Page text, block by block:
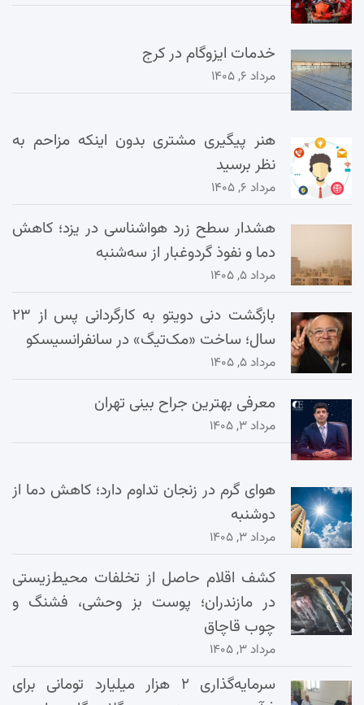
خدمات ایزوگام در کرج
مرداد ۶, ۱۴۰۵
هنر پیگیری مشتری بدون اینکه مزاحم به
نظر برسید
مرداد ۶, ۱۴۰۵
هشدار سطح زرد هواشناسی در یزد؛ کاهش
دما و نفوذ گردوغبار از سه‌شنبه
مرداد ۵, ۱۴۰۵
بازگشت دنی دویتو به کارگردانی پس از ۲۳
سال؛ ساخت «مک‌تیگ» در سانفرانسیسکو
مرداد ۵, ۱۴۰۵
معرفی بهترین جراح بینی تهران
مرداد ۳, ۱۴۰۵
هوای گرم در زنجان تداوم دارد؛ کاهش دما از
دوشنبه
مرداد ۳, ۱۴۰۵
کشف اقلام حاصل از تخلفات محیط‌زیستی
در مازندران؛ پوست بز وحشی، فشنگ و
چوب قاچاق
مرداد ۳, ۱۴۰۵
سرمایه‌گذاری ۲ هزار میلیارد تومانی برای